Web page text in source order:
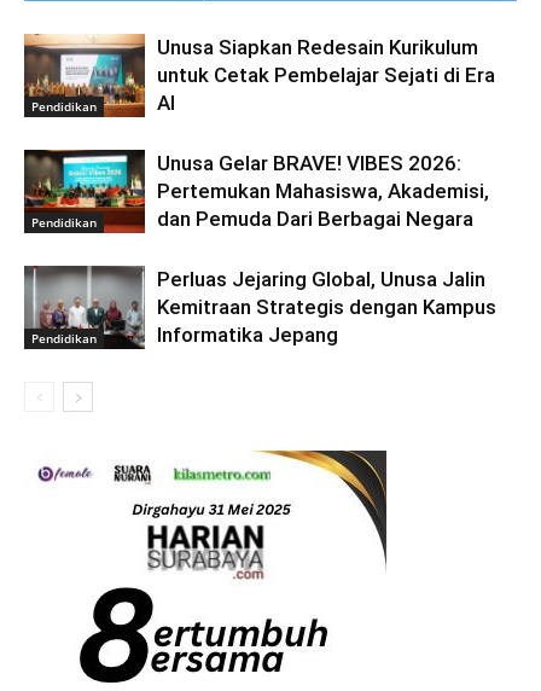
Pendidikan
Unusa Siapkan Redesain Kurikulum
untuk Cetak Pembelajar Sejati di Era
AI
Pendidikan
Unusa Gelar BRAVE! VIBES 2026:
Pertemukan Mahasiswa, Akademisi,
dan Pemuda Dari Berbagai Negara
Pendidikan
Perluas Jejaring Global, Unusa Jalin
Kemitraan Strategis dengan Kampus
Informatika Jepang